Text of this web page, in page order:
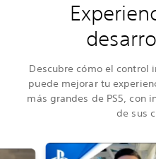
Descubre cómo el control
puede mejorar tu
más grandes de PS5, con
de sus